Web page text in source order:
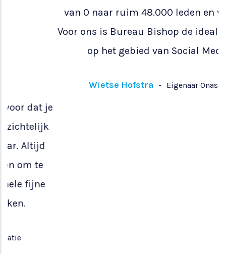
Onze online community groeide in 2 jaar tijd
van 0 naar ruim 48.000 leden en volgers.
Voor ons is Bureau Bishop de ideale partner
op het gebied van Social Media